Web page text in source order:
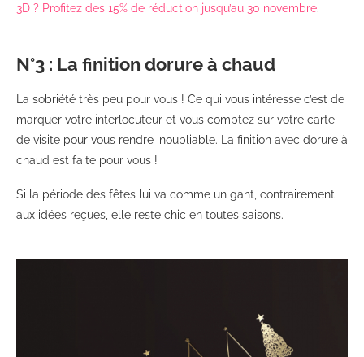
3D ? Profitez des 15% de réduction jusqu’au 30 novembre.
N°3 : La finition dorure à chaud
La sobriété très peu pour vous ! Ce qui vous intéresse c’est de
marquer votre interlocuteur et vous comptez sur votre carte
de visite pour vous rendre inoubliable. La finition avec dorure à
chaud est faite pour vous !
Si la période des fêtes lui va comme un gant, contrairement
aux idées reçues, elle reste chic en toutes saisons.